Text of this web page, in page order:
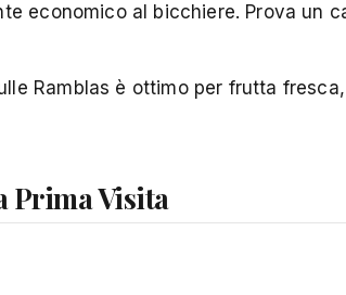
economico al bicchiere. Prova un
Ramblas è ottimo per frutta
Prima Visita